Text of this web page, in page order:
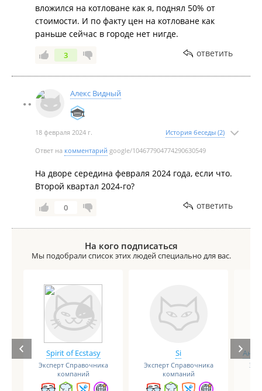
вложился на котловане как я, поднял 50% от
стоимости. И по факту цен на котловане как
раньше сейчас в городе нет нигде.
3 ответить
Алекс Видный
18 февраля 2024 г. История беседы (2)
Ответ на комментарий google/104677904774290630549
На дворе середина февраля 2024 года, если что.
Второй квартал 2024-го?
0 ответить
На кого подписаться
Мы подобрали список этих людей специально для вас.
Spirit of Ecstasy
Эксперт Справочника
компаний
Si
Эксперт Справочника
компаний